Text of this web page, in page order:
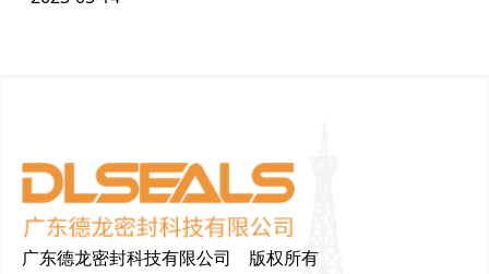
广东德龙密封科技有限公司 版权所有